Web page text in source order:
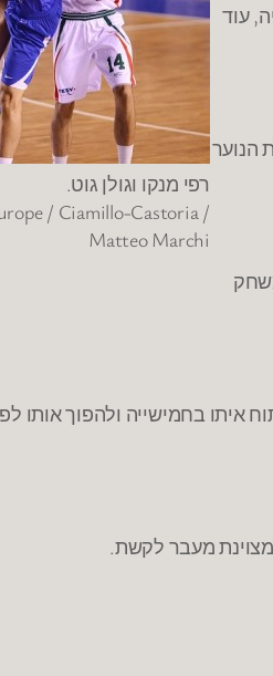
רפי מנקו וגולן גוט.
/ Ciamillo-Castoria /
Matteo Marchi
עוד
הנוער
בחמישייה ולהפוך אותו
מעבר לקשת.